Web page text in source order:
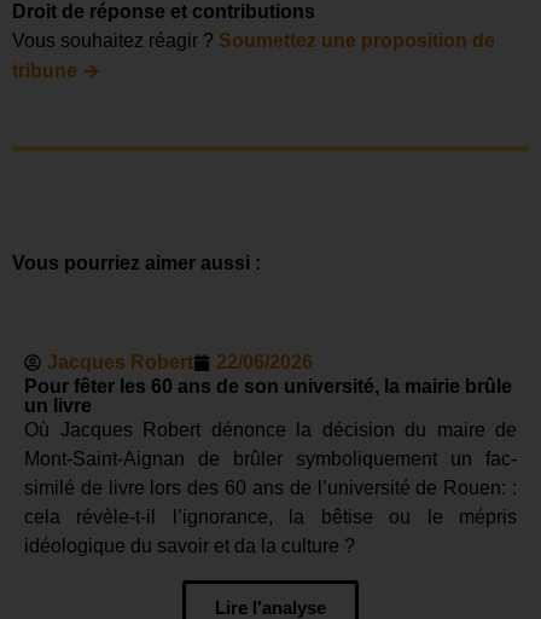
Droit de réponse et contributions
Vous souhaitez réagir ? Soumettez une proposition de
tribune →
Vous pourriez aimer aussi :
Jacques Robert
22/06/2026
Pour fêter les 60 ans de son université, la mairie brûle
un livre
Où Jacques Robert dénonce la décision du maire de
Mont-Saint-Aignan de brûler symboliquement un fac-
similé de livre lors des 60 ans de l’université de Rouen: :
cela révèle-t-il l’ignorance, la bêtise ou le mépris
idéologique du savoir et da la culture ?
Lire l'analyse